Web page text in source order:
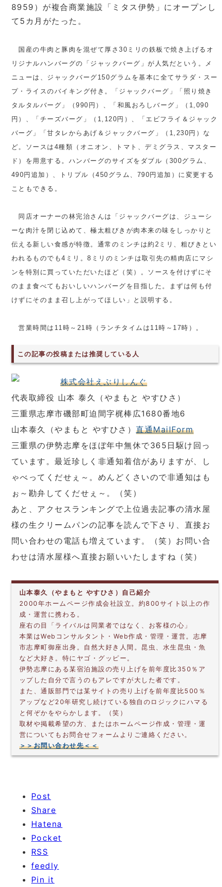
8959）が複合商業施設「ミタス伊勢」にオープンし
て5カ月がたった。
国産の牛肉と豚肉を混ぜて厚さ30ミリの鉄板で焼き上げるオ
リジナルハンバーグの「ジャックバーグ」が人気だという。メ
ニューは、ジャックバーグ150グラムを基本に全てサラダ・スー
プ・ライスのバイキング付き。「ジャックバーグ」「照り焼き
タルタルバーグ」（990円）、「和風おろしバーグ」（1,090
円）、「チーズバーグ」（1,120円）、「エビフライ＆ジャック
バーグ」「甘タレからあげ＆ジャックバーグ」（1,230円）な
ど。ソースは4種類（オニオン、トマト、デミグラス、マスター
ド）を用意する。ハンバーグのサイズをダブル（300グラム、
490円追加）、トリプル（450グラム、790円追加）に変更する
こともできる。
同店オーナーの林完治さんは「ジャックバーグは、ジューシ
ーな肉汁を閉じ込めて、極太粗びきが肉本来の味をしっかりと
伝える新しい食感が特徴。通常のミンチは約2ミリ、粗びきとい
われるものでも4ミリ。8ミリのミンチは取引先の精肉店にマシ
ンを特別に買っていただいたほど（笑）。ソースを付けずにそ
のまま食べてもおいしいハンバーグを目指した。まずは何も付
けずにそのまま召し上がってほしい」と説明する。
営業時間は11時～21時（ランチタイムは11時～17時）。
この記事の投稿または推奨している人
株式会社えぶりしんぐ
代表取締役 山本 泰久（やまもと やすひさ）
三重県志摩市磯部町迫間字梶棒広1680番地6
山本泰久（やまもと やすひさ）直通MailForm
三重県の伊勢志摩をほぼ年中無休で365日駆け回っ
ています。最近珍しく非通知着信がありますが、し
ゃべってくだせぇ～。めんどくさいので非通知はも
ぉ～勘弁してくだせぇ～。（笑）
あと、アクセスランキングで上位過去記事の清水屋
様の生クリームパンの記事を読んで下さり、直接お
問い合わせの電話も増えています。（笑）お問い合
わせは清水屋様へ直接お願いいたしますね（笑）
山本泰久（やまもと やすひさ）自己紹介
2000年ホームページ作成会社設立。約800サイト以上の作
成・運営に携わる。
座右の目「ライバルは同業者ではなく、お客様の心」
本業はWebコンサルタント・Web作成・管理・運営。志摩
市志摩町御座出身。自然大好き人間。昆虫、水生昆虫・魚
など大好き。特にヤゴ・グッピー。
伊勢志摩にある某宿泊施設の売り上げを前年度比350％ア
ップした自分で言うのもアレですが大した者です。
また、通販部門では某サイトの売り上げを前年度比500％
アップなど20年研究し続けている独自のロジックにハマる
と何ぞかをやらかします。（笑）
取材や掲載希望の方、またはホームページ作成・管理・運
営についてもお問合せフォームよりご連絡ください。
＞＞お問い合わせ先＜＜
Post
Share
Hatena
Pocket
RSS
feedly
Pin it